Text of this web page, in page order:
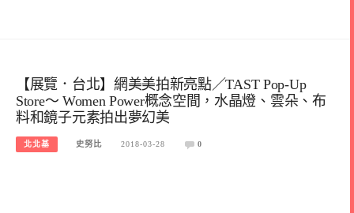
【展覽．台北】網美美拍新亮點／TAST Pop-Up
Store～ Women Power概念空間，水晶燈、雲朵、布
料和鏡子元素拍出夢幻美
北北基 史努比 2018-03-28 0